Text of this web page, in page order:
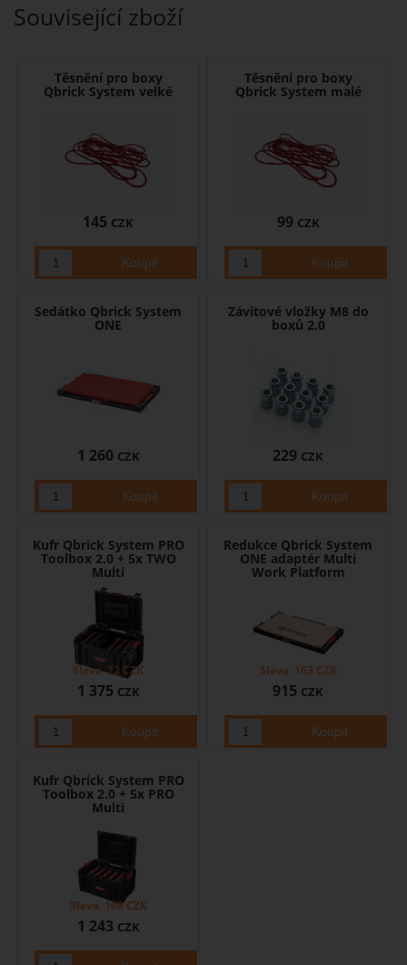
Související zboží
Těsnění pro boxy
Qbrick System velké
145 CZK
Těsnění pro boxy
Qbrick System malé
99 CZK
Sedátko Qbrick System
ONE
1 260 CZK
Závitové vložky M8 do
boxů 2.0
229 CZK
Kufr Qbrick System PRO
Toolbox 2.0 + 5x TWO
Multi
1 375 CZK
Sleva 72 CZK
Redukce Qbrick System
ONE adaptér Multi
Work Platform
915 CZK
Sleva 163 CZK
Kufr Qbrick System PRO
Toolbox 2.0 + 5x PRO
Multi
1 243 CZK
Sleva 108CZK